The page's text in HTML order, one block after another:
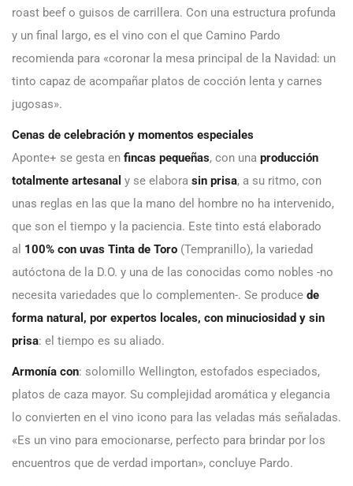
roast beef o guisos de carrillera. Con una estructura profunda
y un final largo, es el vino con el que Camino Pardo
recomienda para «coronar la mesa principal de la Navidad: un
tinto capaz de acompañar platos de cocción lenta y carnes
jugosas».
Cenas de celebración y momentos especiales
Aponte+ se gesta en fincas pequeñas, con una producción
totalmente artesanal y se elabora sin prisa, a su ritmo, con
unas reglas en las que la mano del hombre no ha intervenido,
que son el tiempo y la paciencia. Este tinto está elaborado
al 100% con uvas Tinta de Toro (Tempranillo), la variedad
autóctona de la D.O. y una de las conocidas como nobles -no
necesita variedades que lo complementen-. Se produce de
forma natural, por expertos locales, con minuciosidad y sin
prisa: el tiempo es su aliado.
Armonía con: solomillo Wellington, estofados especiados,
platos de caza mayor. Su complejidad aromática y elegancia
lo convierten en el vino icono para las veladas más señaladas.
«Es un vino para emocionarse, perfecto para brindar por los
encuentros que de verdad importan», concluye Pardo.